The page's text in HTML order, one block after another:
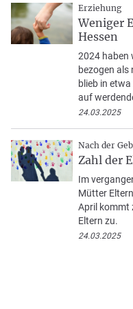
Erziehung
Weniger
Hessen
2024 haben
bezogen als
blieb in
auf
24.03.2025
Nach der
Zahl der
Im
Mütter
April kommt
Eltern zu.
24.03.2025